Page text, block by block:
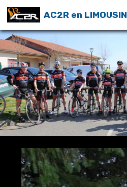
AC2R en LIMOUSIN